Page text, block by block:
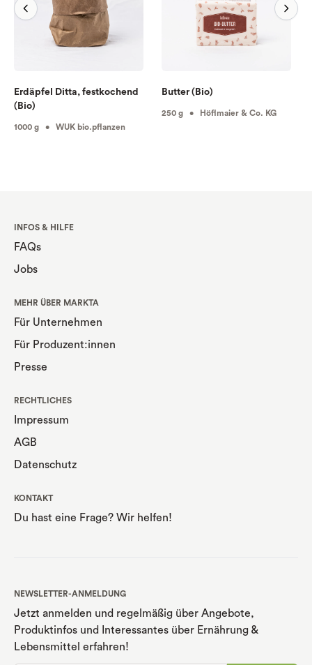
Erdäpfel Ditta, festkochend
(Bio)
1000 g • WUK bio.pflanzen
Butter (Bio)
250 g • Höflmaier & Co. KG
INFOS & HILFE
FAQs
Jobs
MEHR ÜBER MARKTA
Für Unternehmen
Für Produzent:innen
Presse
RECHTLICHES
Impressum
AGB
Datenschutz
KONTAKT
Du hast eine Frage? Wir helfen!
NEWSLETTER-ANMELDUNG
Jetzt anmelden und regelmäßig über Angebote,
Produktinfos und Interessantes über Ernährung &
Lebensmittel erfahren!